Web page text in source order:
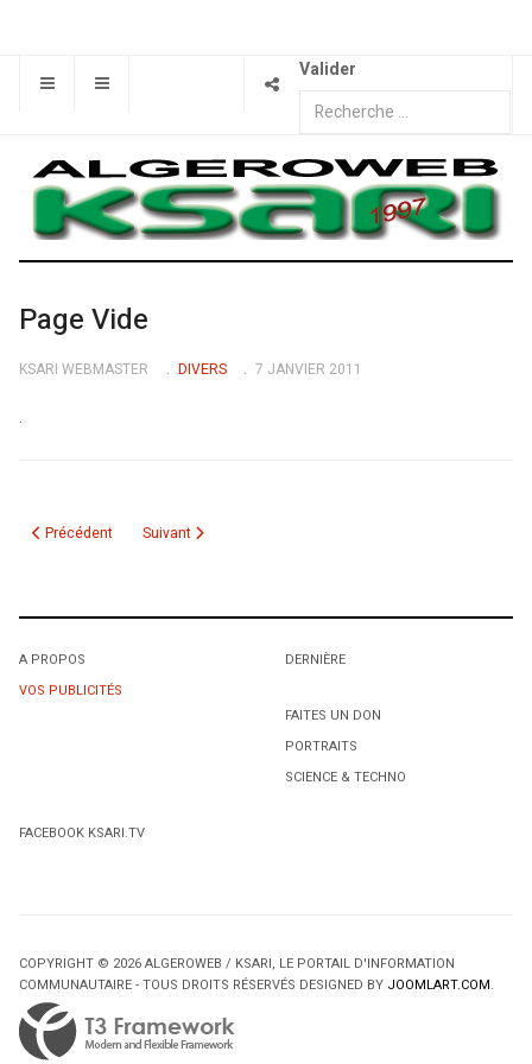
Valider
Page Vide
KSARI WEBMASTER DIVERS 7 JANVIER 2011
.
Article précédent : Horaire Ramadhan 1434/2013 - Région Montréal
Précédent Article suivant : Horaire Ramadhan 1431 - Région Montréal
Suivant
A PROPOS
VOS PUBLICITÉS
DERNIÈRE
FAITES UN DON
PORTRAITS
SCIENCE & TECHNO
FACEBOOK KSARI.TV
COPYRIGHT © 2026 ALGEROWEB / KSARI, LE PORTAIL D'INFORMATION
COMMUNAUTAIRE - TOUS DROITS RÉSERVÉS DESIGNED BY JOOMLART.COM.